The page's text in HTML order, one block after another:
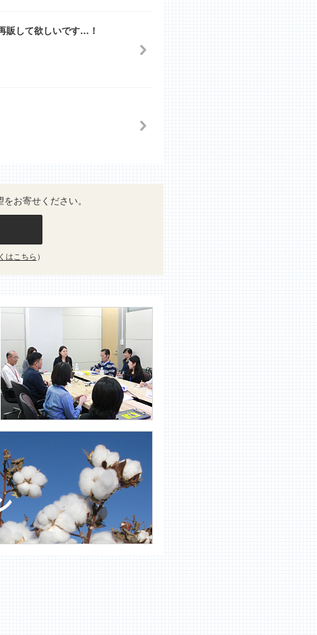
して欲しいです…！
お寄せください。
はこちら ）